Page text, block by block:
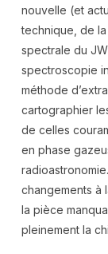
nouvelle (et
technique, de
spectrale du
spectroscopie
méthode
cartographier
de celles
en phase
changements à
la pièce
pleinement la